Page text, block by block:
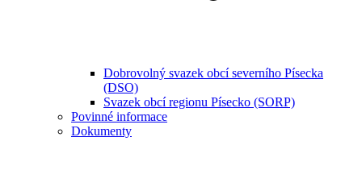
Dobrovolný svazek obcí severního Písecka
(DSO)
Svazek obcí regionu Písecko (SORP)
Povinné informace
Dokumenty